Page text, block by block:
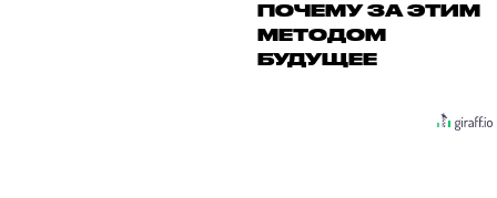
ПОЧЕМУ ЗА ЭТИМ
МЕТОДОМ
БУДУЩЕЕ